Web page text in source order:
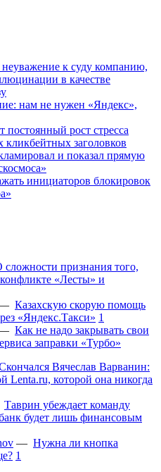
к суду компанию,
в качестве
нам не нужен «Яндекс»,
рост стресса
кликбейтных заголовков
и показал прямую
инициаторов блокировок
сложности признания того,
«Лесты» и
Казахскую скорую помощь
«Яндекс.Такси» 1
Как не надо закрывать свои
заправки «Турбо»
Вячеслав Варванин:
Lenta.ru, которой она никогда
Таврин убеждает команду
будет лишь финансовым
— Нужна ли кнопка
1